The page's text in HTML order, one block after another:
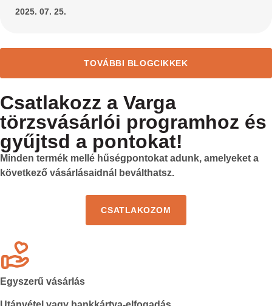
2025. 07. 25.
TOVÁBBI BLOGCIKKEK
Csatlakozz a Varga
törzsvásárlói programhoz és
gyűjtsd a pontokat!
Minden termék mellé hűségpontokat adunk, amelyeket a
következő vásárlásaidnál beválthatsz.
CSATLAKOZOM
Egyszerű vásárlás